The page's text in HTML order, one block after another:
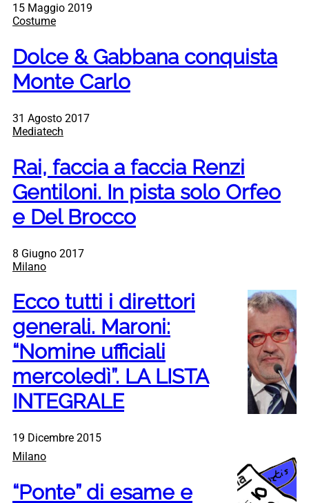
15 Maggio 2019
Costume
Dolce & Gabbana conquista
Monte Carlo
31 Agosto 2017
Mediatech
Rai, faccia a faccia Renzi
Gentiloni. In pista solo Orfeo
e Del Brocco
8 Giugno 2017
Milano
Ecco tutti i direttori
generali. Maroni:
“Nomine ufficiali
mercoledì”. LA LISTA
INTEGRALE
19 Dicembre 2015
Milano
“Ponte” di esame e